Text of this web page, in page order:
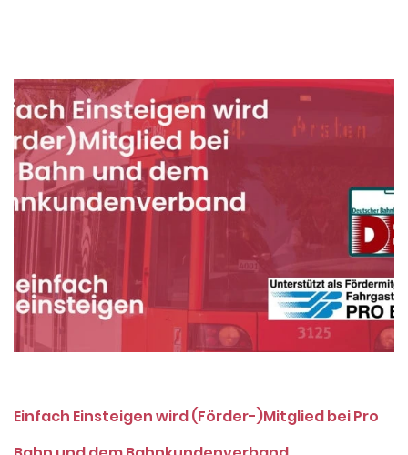
Einfach Einsteigen wird (Förder-)Mitglied bei Pro